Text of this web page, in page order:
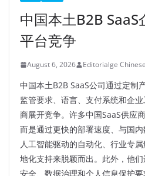
中国本土B2B
平台竞争
August 6, 2026 Editorialge
中国本土B2B SaaS公司通过定制
监管要求、语言、支付系统和企
商展开竞争。许多中国SaaS供应
而是通过更快的部署速度、与国内
人工智能驱动的自动化、行业专
地化支持来脱颖而出。此外，他
安全、数据治理和个人信息保护